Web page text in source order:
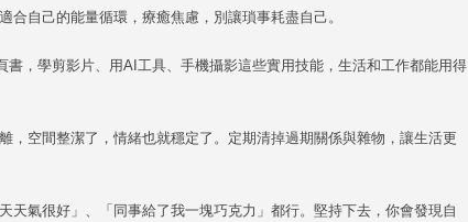
合自己的能量循環，療癒焦慮，別讓瑣事耗盡自己。
，學剪影片、用AI工具、手機攝影這些實用技能，生活和工作都能用得
，空間整潔了，情緒也就穩定了。定期清掉過期關係與雜物，讓生活更
天氣很好」、「同事給了我一塊巧克力」都行。堅持下去，你會發現自